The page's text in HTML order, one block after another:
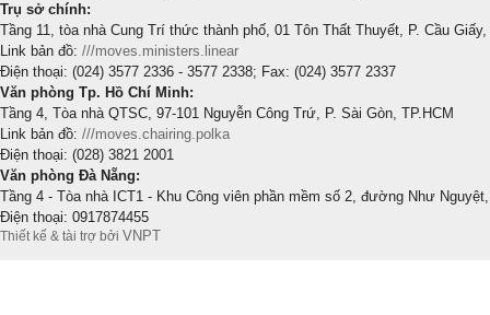
Trụ sở chính:
Tầng 11, tòa nhà Cung Trí thức thành phố, 01 Tôn Thất Thuyết, P. Cầu Giấy,
Link bản đồ: ///moves.ministers.linear
Điện thoại: (024) 3577 2336 - 3577 2338; Fax: (024) 3577 2337
Văn phòng Tp. Hồ Chí Minh:
Tầng 4, Tòa nhà QTSC, 97-101 Nguyễn Công Trứ, P. Sài Gòn, TP.HCM
Link bản đồ: ///moves.chairing.polka
Điện thoại: (028) 3821 2001
Văn phòng Đà Nẵng:
Tầng 4 - Tòa nhà ICT1 - Khu Công viên phần mềm số 2, đường Như
Điện thoại: 0917874455
Thiết kế & tài trợ bởi VNPT